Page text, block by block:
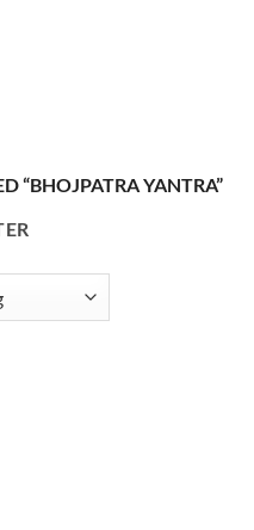
“BHOJPATRA YANTRA”